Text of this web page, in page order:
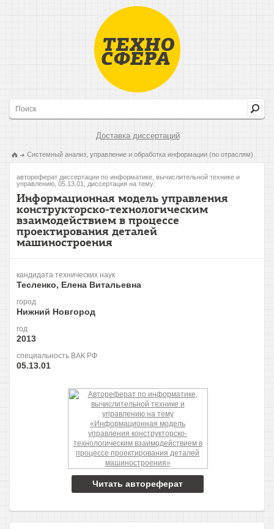
Доставка диссертаций
Системный анализ, управление и обработка информации (по отраслям)
автореферат диссертации по информатике, вычислительной технике и
управлению, 05.13.01, диссертация на тему:
Информационная модель управления
конструкторско-технологическим
взаимодействием в процессе
проектирования деталей
машиностроения
кандидата технических наук
Тесленко, Елена Витальевна
город
Нижний Новгород
год
2013
специальность ВАК РФ
05.13.01
Читать автореферат